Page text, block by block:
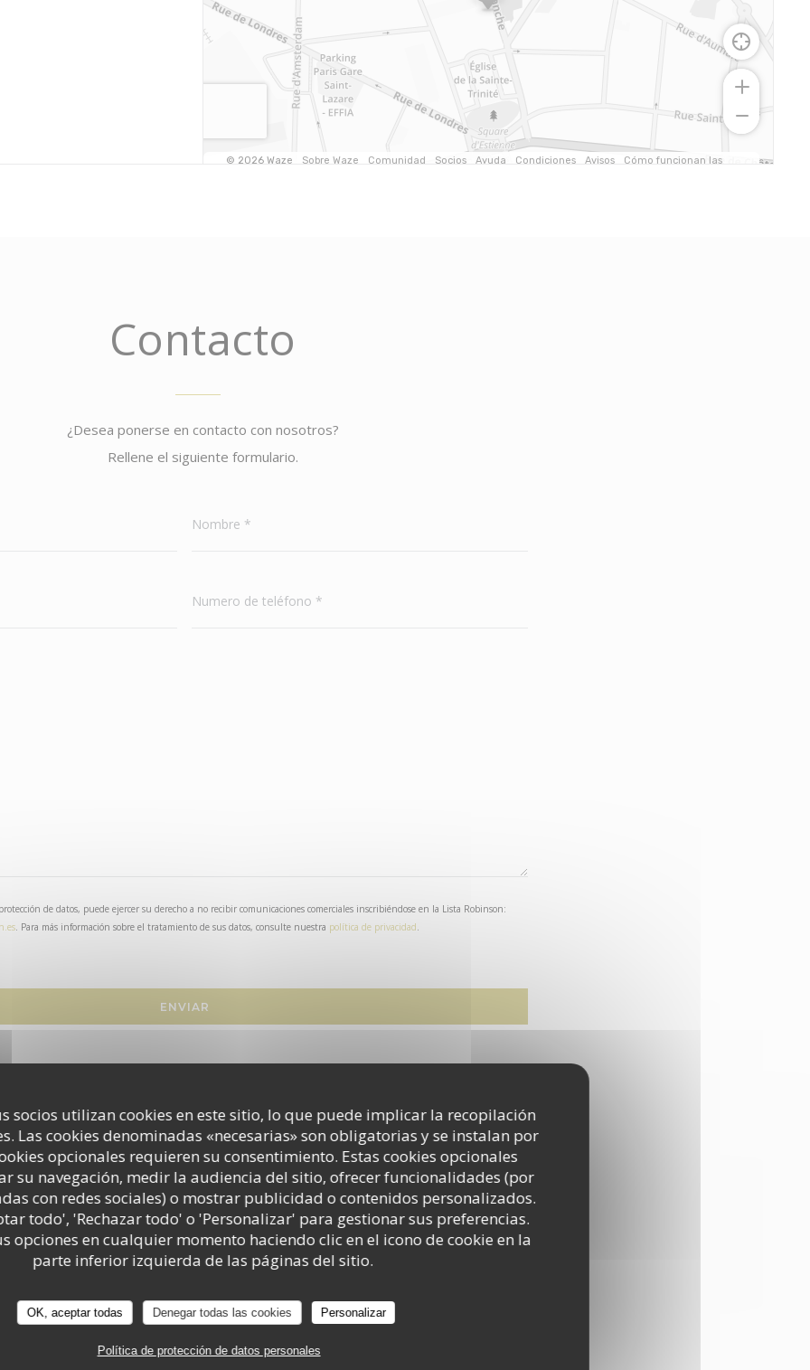
socios utilizan cookies en este sitio, lo que puede implicar la recopilación
Las cookies denominadas «necesarias» son obligatorias y se instalan por
opcionales requieren su consentimiento. Estas cookies opcionales
su navegación, medir la audiencia del sitio, ofrecer funcionalidades (por
con redes sociales) o mostrar publicidad o contenidos personalizados.
todo', 'Rechazar todo' o 'Personalizar' para gestionar sus preferencias.
opciones en cualquier momento haciendo clic en el icono de cookie en la
parte inferior izquierda de las páginas del sitio.
OK, aceptar todas Denegar todas las cookies Personalizar
Política de protección de datos personales
Contacto
¿Desea ponerse en contacto con nosotros?
Rellene el siguiente formulario.
de datos, puede ejercer su derecho a no recibir comunicaciones comerciales inscribiéndose en la Lista Robinson:
. Para más información sobre el tratamiento de sus datos, consulte nuestra política de privacidad.
PARIS BOCA